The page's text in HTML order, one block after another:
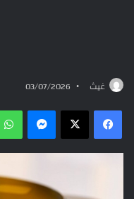
غيث 03/07/2026
ماسنجر